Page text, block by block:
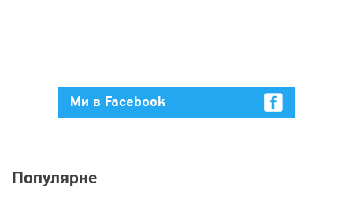
Ми в Facebook
Популярне